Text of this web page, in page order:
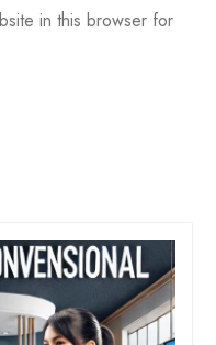
in this browser for